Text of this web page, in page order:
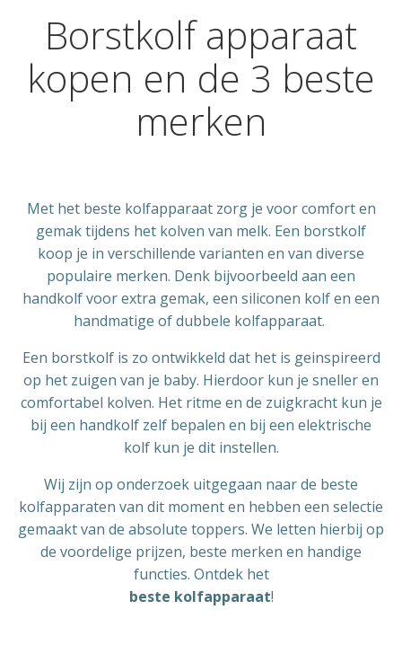
Borstkolf apparaat
kopen en de 3 beste
merken
Met het beste kolfapparaat zorg je voor comfort en
gemak tijdens het kolven van melk. Een borstkolf
koop je in verschillende varianten en van diverse
populaire merken. Denk bijvoorbeeld aan een
handkolf voor extra gemak, een siliconen kolf en een
handmatige of dubbele kolfapparaat.
Een borstkolf is zo ontwikkeld dat het is geinspireerd
op het zuigen van je baby. Hierdoor kun je sneller en
comfortabel kolven. Het ritme en de zuigkracht kun je
bij een handkolf zelf bepalen en bij een elektrische
kolf kun je dit instellen.
Wij zijn op onderzoek uitgegaan naar de beste
kolfapparaten van dit moment en hebben een selectie
gemaakt van de absolute toppers. We letten hierbij op
de voordelige prijzen, beste merken en handige
functies. Ontdek het
beste kolfapparaat!